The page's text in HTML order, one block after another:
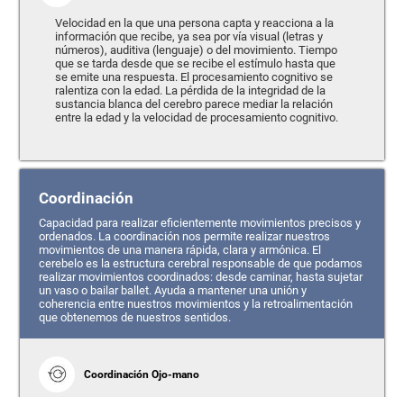
Velocidad en la que una persona capta y reacciona a la
información que recibe, ya sea por vía visual (letras y
números), auditiva (lenguaje) o del movimiento. Tiempo
que se tarda desde que se recibe el estímulo hasta que
se emite una respuesta. El procesamiento cognitivo se
ralentiza con la edad. La pérdida de la integridad de la
sustancia blanca del cerebro parece mediar la relación
entre la edad y la velocidad de procesamiento cognitivo.
Coordinación
Capacidad para realizar eficientemente movimientos precisos y
ordenados. La coordinación nos permite realizar nuestros
movimientos de una manera rápida, clara y armónica. El
cerebelo es la estructura cerebral responsable de que podamos
realizar movimientos coordinados: desde caminar, hasta sujetar
un vaso o bailar ballet. Ayuda a mantener una unión y
coherencia entre nuestros movimientos y la retroalimentación
que obtenemos de nuestros sentidos.
Coordinación Ojo-mano